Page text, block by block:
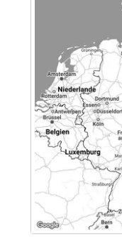
Dietzenbach
Dingolfing
Dorsten
Dortmund
Duisburg